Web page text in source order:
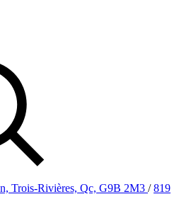
Trois-Rivières, Qc, G9B 2M3 / 819